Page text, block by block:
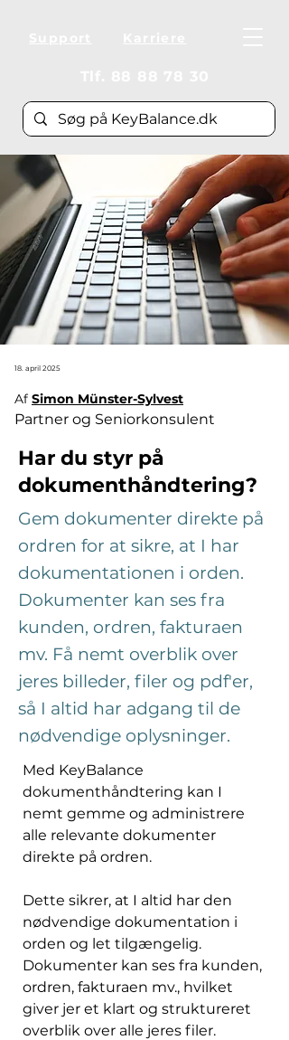
18. april 2025
Af Simon Münster-Sylvest
Partner og Seniorkonsulent
Har du styr på
dokumenthåndtering?
Gem dokumenter direkte på
ordren for at sikre, at I har
dokumentationen i orden.
Dokumenter kan ses fra
kunden, ordren, fakturaen
mv. Få nemt overblik over
jeres billeder, filer og pdf'er,
så I altid har adgang til de
nødvendige oplysninger.
Med KeyBalance
dokumenthåndtering kan I
nemt gemme og administrere
alle relevante dokumenter
direkte på ordren.
Dette sikrer, at I altid har den
nødvendige dokumentation i
orden og let tilgængelig.
Dokumenter kan ses fra kunden,
ordren, fakturaen mv., hvilket
giver jer et klart og struktureret
overblik over alle jeres filer.